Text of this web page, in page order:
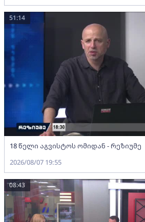
18 წელი აგვისტოს ომიდან - რეზიუმე
51:14
2026/08/07 19:55
08:43